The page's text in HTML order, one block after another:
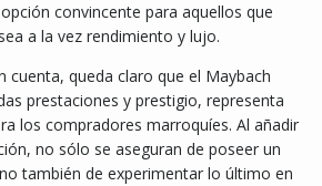
convincente para aquellos que
a la vez rendimiento y lujo.
cuenta, queda claro que el Maybach
prestaciones y prestigio, representa
los compradores marroquíes. Al añadir
no sólo se aseguran de poseer un
también de experimentar lo último en